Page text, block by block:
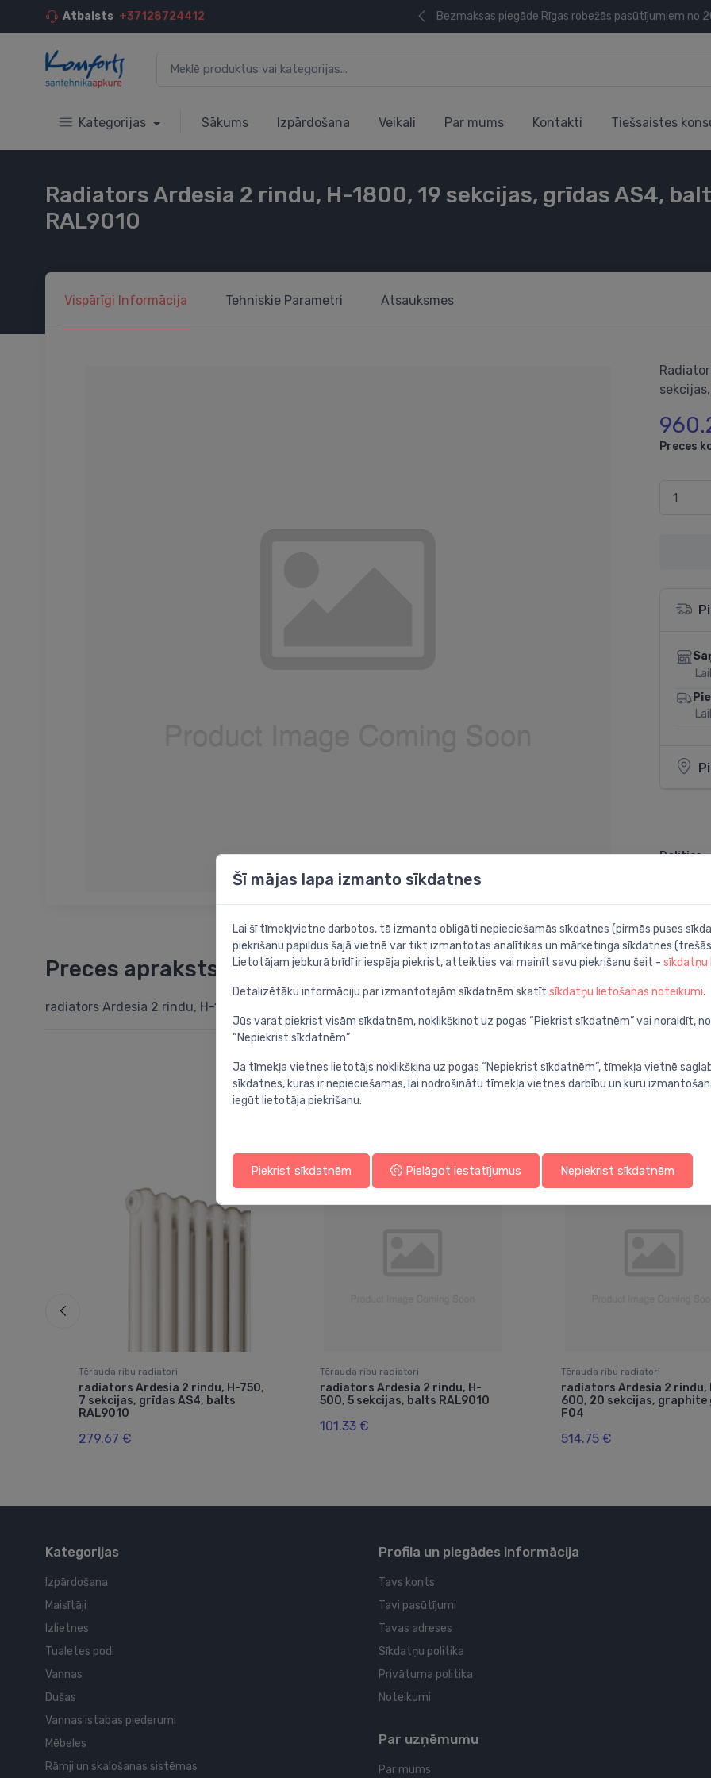
Atbalsts +37128724412 Bezmaksas piegāde Rīgas robežās pasūtījumiem no
Kategorijas Sākums Izpārdošana Veikali Par mums Kontakti Tiešsaistes
Radiators Ardesia 2 rindu, H-1800, 19 sekcijas, grīdas AS4,
RAL9010
Vispārīgi Informācija Tehniskie Parametri Atsauksmes
Preces
Dalīties:
Preces apraksts
radiators Ardesia 2 rindu, H-1800, 19 sekcijas, grīdas AS4, balts RAL9010
Tērauda ribu radiatori
radiators Ardesia 2 rindu, H-750,
7 sekcijas, grīdas AS4, balts
RAL9010
279.67 €
Tērauda ribu radiatori
radiators Ardesia 2 rindu, H-
500, 5 sekcijas, balts RAL9010
101.33 €
Tērauda ribu radiatori
radiators Ardesia 2 rindu,
600, 20 sekcijas, graphite
F04
514.75 €
Kategorijas
Izpārdošana
Maisītāji
Izlietnes
Tualetes podi
Vannas
Dušas
Vannas istabas piederumi
Mēbeles
Rāmji un skalošanas sistēmas
Profila un piegādes informācija
Tavs konts
Tavi pasūtījumi
Tavas adreses
Sīkdatņu politika
Privātuma politika
Noteikumi
Par uzņēmumu
Par mums
Šī mājas lapa izmanto sīkdatnes
Lai šī tīmekļvietne darbotos, tā izmanto obligāti nepieciešamās sīkdatnes (pirmās puses
piekrišanu papildus šajā vietnē var tikt izmantotas analītikas un mārketinga sīkdatnes
Lietotājam jebkurā brīdī ir iespēja piekrist, atteikties vai mainīt savu piekrišanu šeit - sīkdatņu
Detalizētāku informāciju par izmantotajām sīkdatnēm skatīt sīkdatņu lietošanas noteikumi.
Jūs varat piekrist visām sīkdatnēm, noklikšķinot uz pogas “Piekrist sīkdatnēm” vai noraidīt,
“Nepiekrist sīkdatnēm”
Ja tīmekļa vietnes lietotājs noklikšķina uz pogas “Nepiekrist sīkdatnēm”, tīmekļa vietnē
sīkdatnes, kuras ir nepieciešamas, lai nodrošinātu tīmekļa vietnes darbību un kuru
iegūt lietotāja piekrišanu.
Piekrist sīkdatnēm Pielāgot iestatījumus Nepiekrist sīkdatnēm